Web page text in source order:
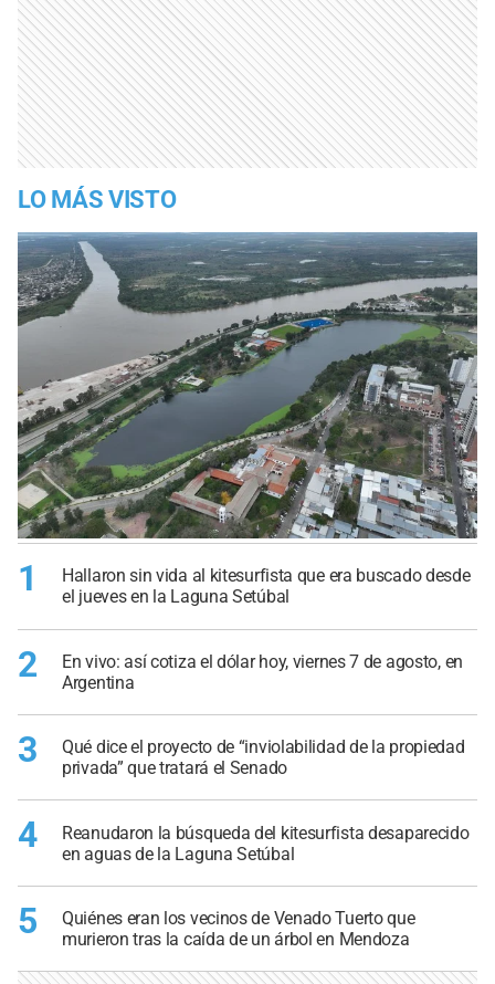
LO MÁS VISTO
1
Hallaron sin vida al kitesurfista que era buscado desde
el jueves en la Laguna Setúbal
2
En vivo: así cotiza el dólar hoy, viernes 7 de agosto, en
Argentina
3
Qué dice el proyecto de “inviolabilidad de la propiedad
privada” que tratará el Senado
4
Reanudaron la búsqueda del kitesurfista desaparecido
en aguas de la Laguna Setúbal
5
Quiénes eran los vecinos de Venado Tuerto que
murieron tras la caída de un árbol en Mendoza